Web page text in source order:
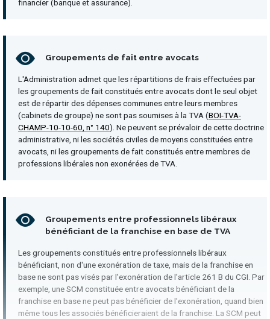
financier (banque et assurance).
Groupements de fait entre avocats
L'Administration admet que les répartitions de frais effectuées par
les groupements de fait constitués entre avocats dont le seul objet
est de répartir des dépenses communes entre leurs membres
(cabinets de groupe) ne sont pas soumises à la TVA (BOI-TVA-
CHAMP-10-10-60, n° 140). Ne peuvent se prévaloir de cette doctrine
administrative, ni les sociétés civiles de moyens constituées entre
avocats, ni les groupements de fait constitués entre membres de
professions libérales non exonérées de TVA.
Groupements entre professionnels libéraux
bénéficiant de la franchise en base de TVA
Les groupements constitués entre professionnels libéraux
bénéficiant, non d'une exonération de taxe, mais de la franchise en
base ne sont pas visés par l'exonération de l'article 261 B du CGI. Par
exemple, une SCM constituée entre avocats bénéficiant de la
franchise en base ne peut pas bénéficier de l'exonération, quand bien
même tous les associés bénéficieraient de la franchise. La SCM peut